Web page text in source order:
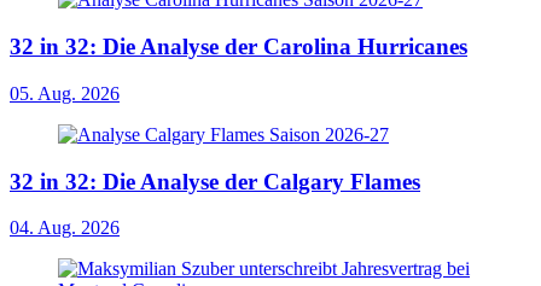
32 in 32: Die Analyse der Carolina Hurricanes
05. Aug. 2026
32 in 32: Die Analyse der Calgary Flames
04. Aug. 2026